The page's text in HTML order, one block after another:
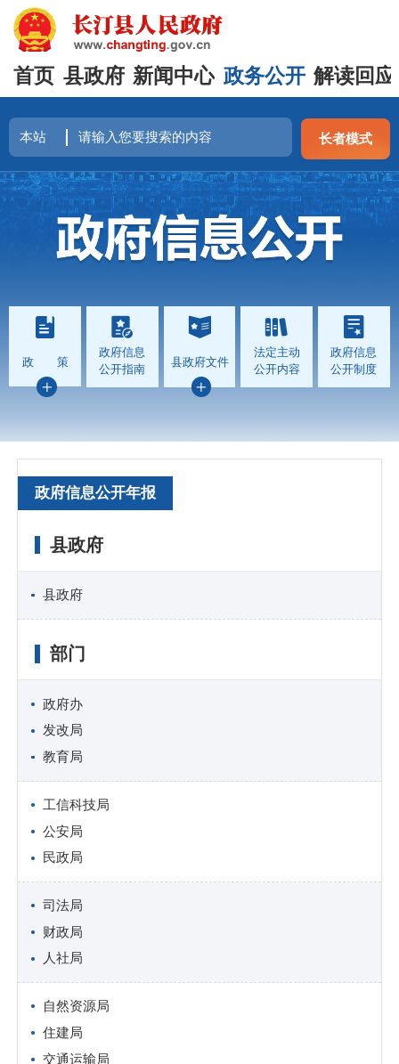
首页 县政府 新闻中心 政务公开 解读回应
长者模式
政 策
政府信息
公开指南
县政府文件
法定主动
公开内容
政府信息
公开制度
政府信息公开年报
县政府
县政府
部门
政府办
发改局
教育局
工信科技局
公安局
民政局
司法局
财政局
人社局
自然资源局
住建局
交通运输局